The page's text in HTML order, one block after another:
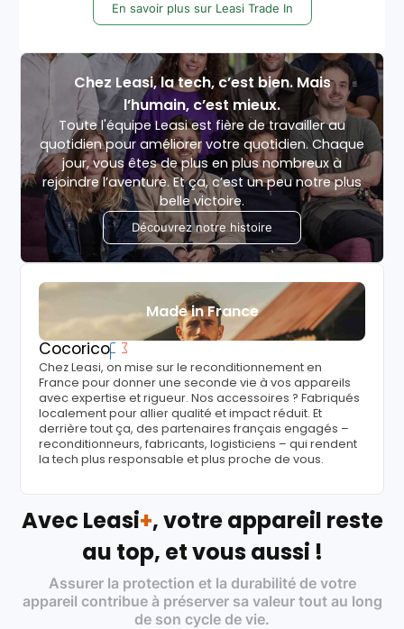
En savoir plus sur Leasi Trade In
Chez Leasi, la tech, c’est bien. Mais
l’humain, c’est mieux.
Toute l'équipe Leasi est fière de travailler au
quotidien pour améliorer votre quotidien. Chaque
jour, vous êtes de plus en plus nombreux à
rejoindre l’aventure. Et ça, c’est un peu notre plus
belle victoire.
Découvrez notre histoire
Made in France
Cocorico
Chez Leasi, on mise sur le reconditionnement en
France pour donner une seconde vie à vos appareils
avec expertise et rigueur. Nos accessoires ? Fabriqués
localement pour allier qualité et impact réduit. Et
derrière tout ça, des partenaires français engagés –
reconditionneurs, fabricants, logisticiens – qui rendent
la tech plus responsable et plus proche de vous.
Avec Leasi+, votre appareil reste
au top, et vous aussi !
Assurer la protection et la durabilité de votre
appareil contribue à préserver sa valeur tout au long
de son cycle de vie.